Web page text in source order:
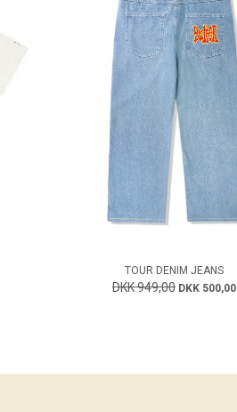
TOUR DENIM JEANS
DKK 949,00 DKK 500,00